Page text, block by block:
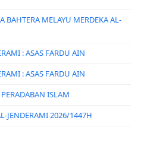
BAHTERA MELAYU MERDEKA AL-
: ASAS FARDU AIN
: ASAS FARDU AIN
ISLAM
JENDERAMI 2026/1447H